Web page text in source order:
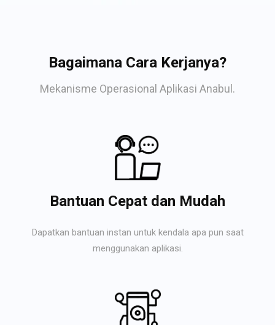
Bagaimana Cara Kerjanya?
Mekanisme Operasional Aplikasi Anabul.
Bantuan Cepat dan Mudah
Dapatkan bantuan instan untuk kendala apa pun saat
menggunakan aplikasi.